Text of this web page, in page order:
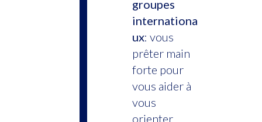
groupes
internationa
ux: vous
prêter main
forte pour
vous aider à
vous
orienter